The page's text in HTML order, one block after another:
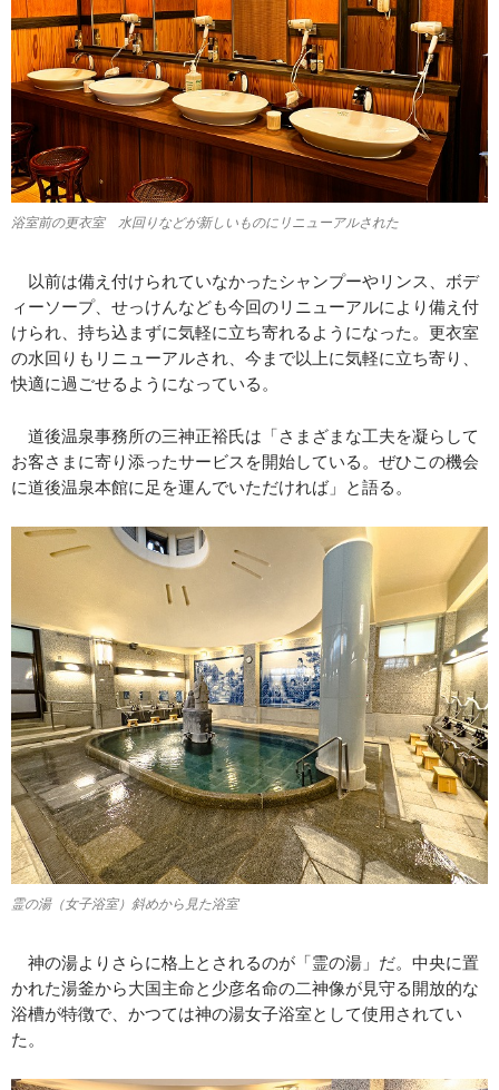
浴室前の更衣室 水回りなどが新しいものにリニューアルされた
以前は備え付けられていなかったシャンプーやリンス、ボデ
ィーソープ、せっけんなども今回のリニューアルにより備え付
けられ、持ち込まずに気軽に立ち寄れるようになった。更衣室
の水回りもリニューアルされ、今まで以上に気軽に立ち寄り、
快適に過ごせるようになっている。
道後温泉事務所の三神正裕氏は「さまざまな工夫を凝らして
お客さまに寄り添ったサービスを開始している。ぜひこの機会
に道後温泉本館に足を運んでいただければ」と語る。
霊の湯（女子浴室）斜めから見た浴室
神の湯よりさらに格上とされるのが「霊の湯」だ。中央に置
かれた湯釜から大国主命と少彦名命の二神像が見守る開放的な
浴槽が特徴で、かつては神の湯女子浴室として使用されてい
た。